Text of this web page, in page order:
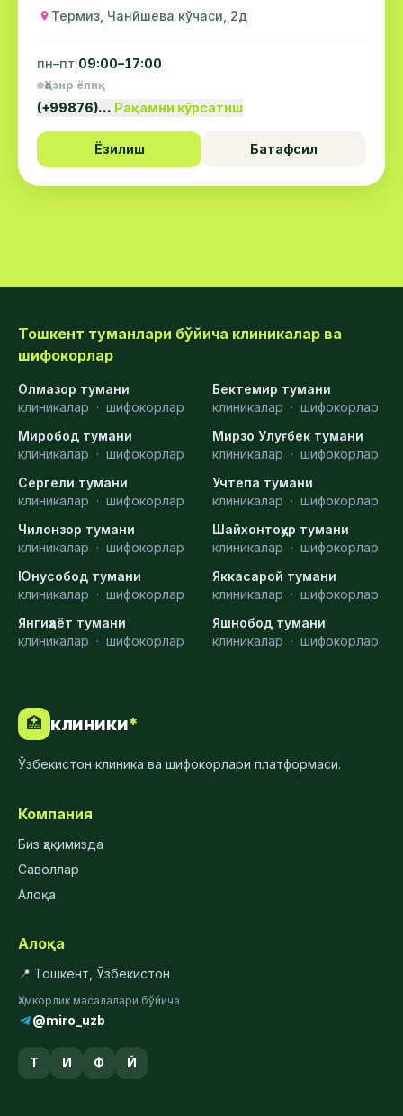
Термиз, Чанйшева кўчаси, 2д
пн–пт:09:00–17:00
Ҳозир ёпиқ
(+99876)… Рақамни кўрсатиш
Ёзилиш Батафсил
Тошкент туманлари бўйича клиникалар ва
шифокорлар
Олмазор тумани
клиникалар · шифокорлар
Бектемир тумани
клиникалар · шифокорлар
Миробод тумани
клиникалар · шифокорлар
Мирзо Улуғбек тумани
клиникалар · шифокорлар
Сергели тумани
клиникалар · шифокорлар
Учтепа тумани
клиникалар · шифокорлар
Чилонзор тумани
клиникалар · шифокорлар
Шайхонтоҳур тумани
клиникалар · шифокорлар
Юнусобод тумани
клиникалар · шифокорлар
Яккасарой тумани
клиникалар · шифокорлар
Янгиҳаёт тумани
клиникалар · шифокорлар
Яшнобод тумани
клиникалар · шифокорлар
🏥 клиники*
Ўзбекистон клиника ва шифокорлари платформаси.
Компания
Биз ҳақимизда
Саволлар
Алоқа
Алоқа
📍 Тошкент, Ўзбекистон
Ҳамкорлик масалалари бўйича
@miro_uzb
Т И Ф Й